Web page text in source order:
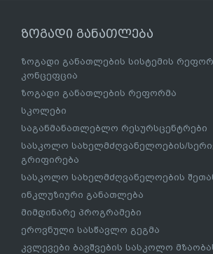
ზოგადი განათლება
ზოგადი განათლების სისტემის
კონცეფცია
ზოგადი განათლების რეფორმა
სკოლები
საგანმანათლებლო რესურსცენტრები
სასკოლო სახელმძღვანელოების/
გრიფირება
სასკოლო სახელმძღვანელოების
ინკლუზიური განათლება
მიმდინარე პროგრამები
ეროვნული სასწავლო გეგმა
კვლევები ბავშვების სასკოლო